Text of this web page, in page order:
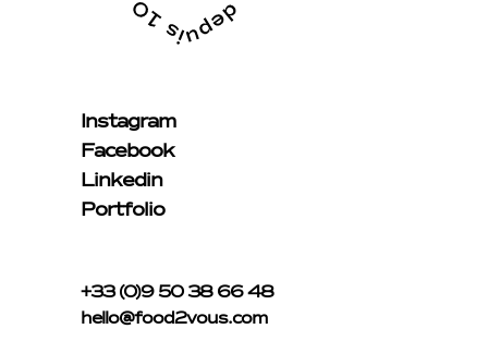
Instagram
Facebook
Linkedin
Portfolio
+33 (0)9 50 38 66 48
hello@food2vous.com